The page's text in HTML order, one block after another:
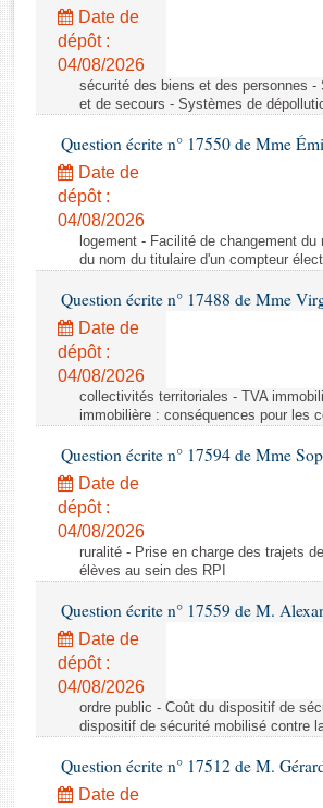
Rapports législatifs
Rapports sur l'application des lois
Baromètre de l’application des lois
Dossiers législatifs
Budget et sécurité sociale
Questions écrites et orales
Comptes rendus des débats
Date de
dépôt :
04/08/2026
sécurité des biens et des personnes
et de secours - Systèmes de
Question écrite n° 17550 de Mme
Date de
dépôt :
04/08/2026
logement - Facilité de changement
du nom du titulaire d'un compteur
Question écrite n° 17488 de Mme
Date de
dépôt :
04/08/2026
collectivités territoriales - TVA
immobilière : conséquences pour les
Question écrite n° 17594 de Mme
Date de
dépôt :
04/08/2026
ruralité - Prise en charge des trajets
élèves au sein des RPI
Question écrite n° 17559 de M.
Date de
dépôt :
04/08/2026
ordre public - Coût du dispositif de
dispositif de sécurité mobilisé contre
Question écrite n° 17512 de M.
Date de